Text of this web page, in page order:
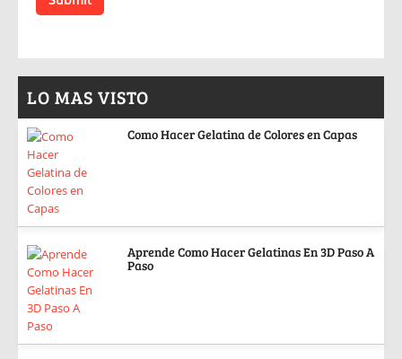
LO MAS VISTO
Como Hacer Gelatina de Colores en Capas
Aprende Como Hacer Gelatinas En 3D Paso A
Paso